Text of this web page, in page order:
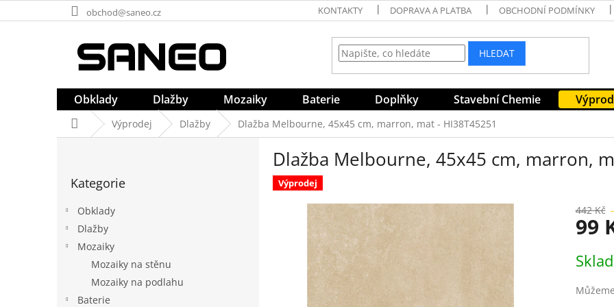
na
obchod@saneo.cz KONTAKTY DOPRAVA A PLATBA OBCHODNÍ PODMÍNKY
HLEDAT
Obklady Dlažby Mozaiky Baterie Doplňky Stavební Chemie
Domů Výprodej Dlažby Dlažba Melbourne, 45x45 cm, marron, mat - HI38T45251
kategorie
Kategorie
Obklady
Dlažby
Mozaiky
Mozaiky na stěnu
Mozaiky na podlahu
Baterie
Dlažba Melbourne, 45x45 cm, marron,
Výprodej
442 Kč
99
cena: